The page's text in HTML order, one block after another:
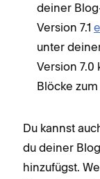
deiner
Version 7.1
unter
Version 7.0
Blöcke
Du kannst
du deiner
hinzufügst.